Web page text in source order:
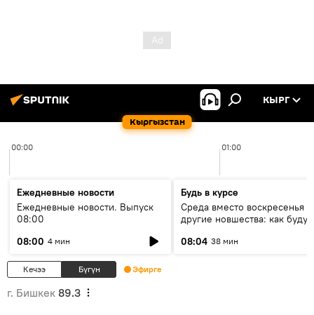
Кыргызстан
КЫРГ
00:00 01:00
Ежедневные новости
Ежедневные новости. Выпуск
08:00
08:00 4 мин
Будь в курсе
Среда вместо воскресенья и
другие новшества: как будут
08:04 38 мин
Кечээ Бүгүн Эфирге
г. Бишкек 89.3